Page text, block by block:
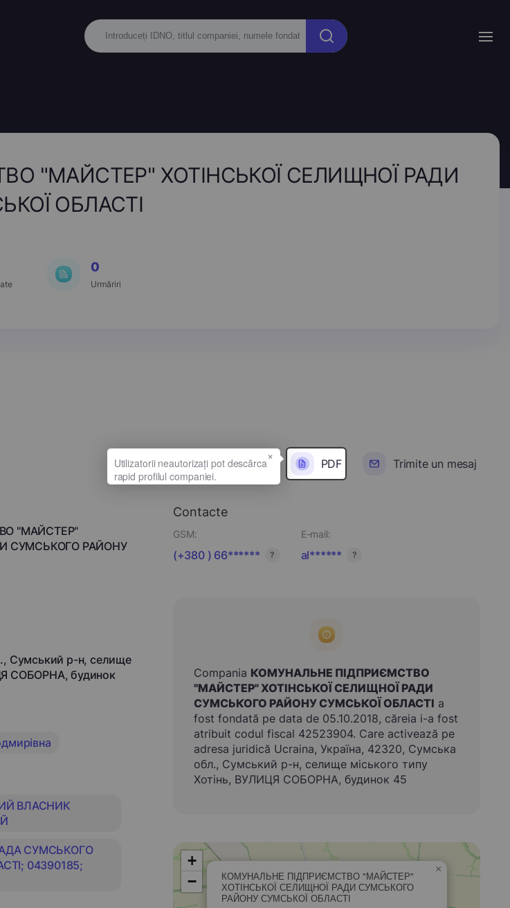
"МАЙСТЕР" ХОТІНСЬКОЇ СЕЛИЩНОЇ РАДИ
ОБЛАСТІ
0
Urmăriri
PDF Trimite un mesaj
"МАЙСТЕР"
СУМСЬКОГО РАЙОНУ
Сумський р-н, селище
СОБОРНА, будинок
ВЛАСНИК
СУМСЬКОГО
04390185;
Contacte
GSM:
(+380 ) 66****** ?
E-mail:
al****** ?
Compania КОМУНАЛЬНЕ ПІДПРИЄМСТВО
"МАЙСТЕР" ХОТІНСЬКОЇ СЕЛИЩНОЇ РАДИ
СУМСЬКОГО РАЙОНУ СУМСЬКОЇ ОБЛАСТІ a
fost fondată pe data de 05.10.2018, căreia i-a fost
atribuit codul fiscal 42523904. Care activează pe
adresa juridică Ucraina, Україна, 42320, Сумська
обл., Сумський р-н, селище міського типу
Хотінь, ВУЛИЦЯ СОБОРНА, будинок 45
КОМУНАЛЬНЕ ПІДПРИЄМСТВО "МАЙСТЕР"
ХОТІНСЬКОЇ СЕЛИЩНОЇ РАДИ СУМСЬКОГО
РАЙОНУ СУМСЬКОЇ ОБЛАСТІ
×
+
−
×